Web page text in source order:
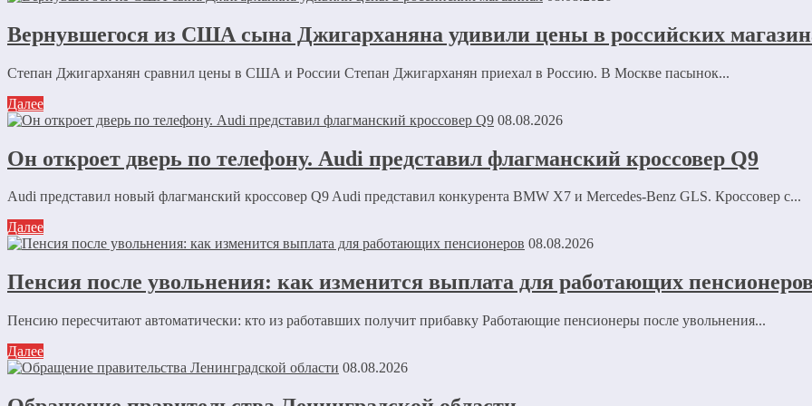
Вернувшегося из США сына Джигарханяна удивили цены в российских
Степан Джигарханян сравнил цены в США и России Степан Джигарханян приехал в Россию. В Москве пасынок...
Далее
08.08.2026
Он откроет дверь по телефону. Audi представил флагманский кроссовер Q9
Audi представил новый флагманский кроссовер Q9 Audi представил конкурента BMW X7 и Mercedes-Benz GLS. Кроссовер с...
Далее
08.08.2026
Пенсия после увольнения: как изменится выплата для работающих
Пенсию пересчитают автоматически: кто из работавших получит прибавку Работающие пенсионеры после увольнения...
Далее
08.08.2026